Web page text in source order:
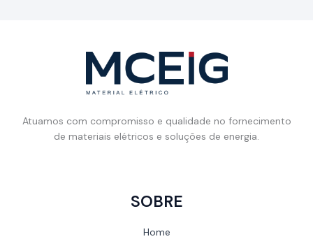
Atuamos com compromisso e qualidade no fornecimento
de materiais elétricos e soluções de energia.
SOBRE
Home